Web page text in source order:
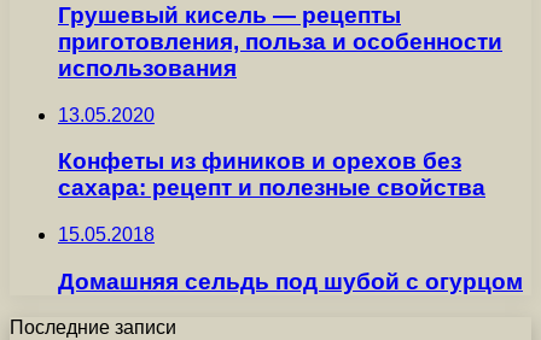
Грушевый кисель — рецепты
приготовления, польза и особенности
использования
13.05.2020
Конфеты из фиников и орехов без
сахара: рецепт и полезные свойства
15.05.2018
Домашняя сельдь под шубой с огурцом
Последние записи